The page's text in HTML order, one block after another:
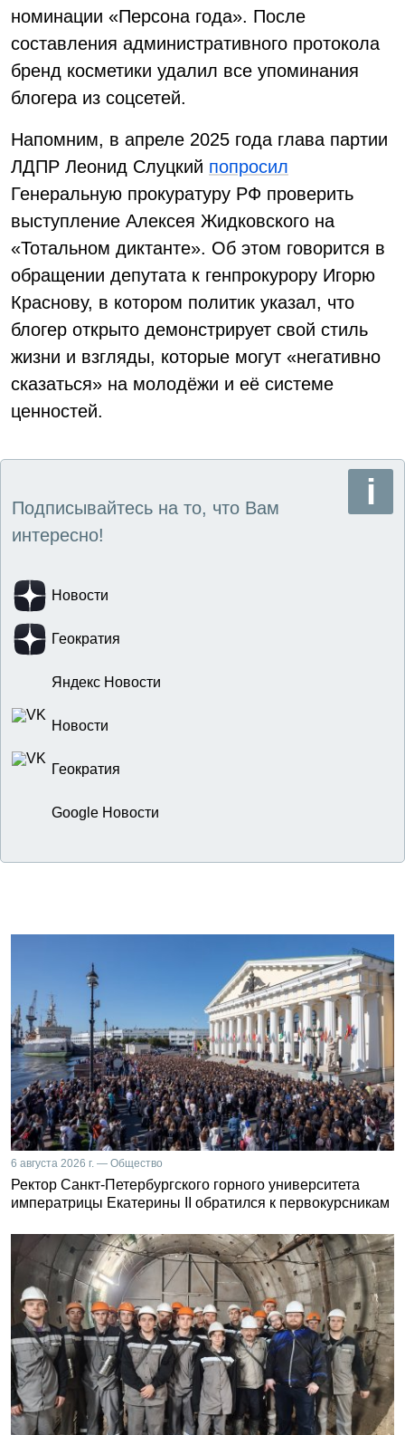
номинации «Персона года». После
составления административного протокола
бренд косметики удалил все упоминания
блогера из соцсетей.
Напомним, в апреле 2025 года глава партии
ЛДПР Леонид Слуцкий попросил
Генеральную прокуратуру РФ проверить
выступление Алексея Жидковского на
«Тотальном диктанте». Об этом говорится в
обращении депутата к генпрокурору Игорю
Краснову, в котором политик указал, что
блогер открыто демонстрирует свой стиль
жизни и взгляды, которые могут «негативно
сказаться» на молодёжи и её системе
ценностей.
Подписывайтесь на то, что Вам
интересно!
Новости
Геократия
Яндекс Новости
Новости
Геократия
Google Новости
6 августа 2026 г. — Общество
Ректор Санкт-Петербургского горного университета
императрицы Екатерины II обратился к первокурсникам